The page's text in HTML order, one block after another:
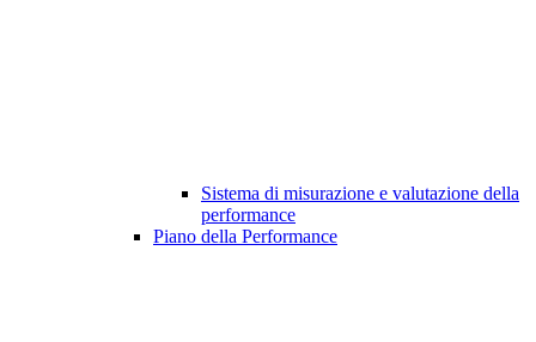
Sistema di misurazione e valutazione della
performance
Piano della Performance